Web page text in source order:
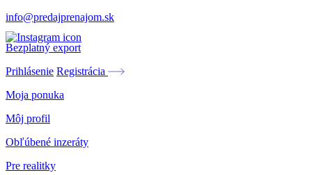
info@predajprenajom.sk
Bezplatný export
Prihlásenie Registrácia
Moja ponuka
Môj profil
Obľúbené inzeráty
Pre realitky